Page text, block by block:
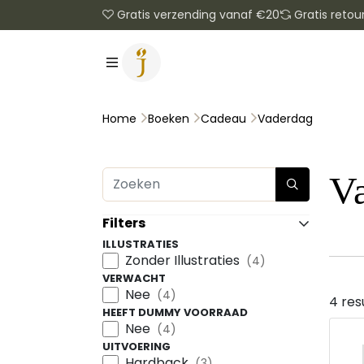
Gratis verzending vanaf €20 Gratis
Home Boeken Cadeau Vaderdag
Filters
ILLUSTRATIES
Zonder Illustraties (4)
VERWACHT
Nee (4)
HEEFT DUMMY VOORRAAD
Nee (4)
UITVOERING
4